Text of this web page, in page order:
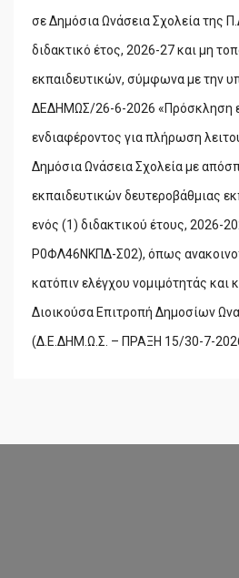
σε Δημόσια Ωνάσεια Σχολεία της
διδακτικό έτος, 2026-27 και μη
εκπαιδευτικών, σύμφωνα με την
ΔΕΔΗΜΩΣ/26-6-2026 «Πρόσκληση
ενδιαφέροντος για πλήρωση
Δημόσια Ωνάσεια Σχολεία με
εκπαιδευτικών δευτεροβάθμιας
ενός (1) διδακτικού έτους, 2026-
Ρ0ΦΛ46ΝΚΠΔ-Σ02), όπως
κατόπιν ελέγχου νομιμότητάς
Διοικούσα Επιτροπή Δημοσίων
(Δ.Ε.ΔΗΜ.Ω.Σ. – ΠΡΑΞΗ 15/30-7-